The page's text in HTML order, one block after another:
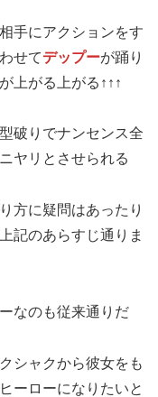
手にアクションをす
せてデップーが踊り
上がる上がる↑↑↑
破りでナンセンス全
ヤリとさせられる
方に疑問はあったり
記のあらすじ通りま
なのも従来通りだ
シャクから彼女をも
ーローになりたいと